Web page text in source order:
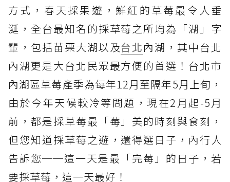
方式，春天採果遊，鮮紅的草莓最令人垂
涎，全台最知名的採草莓之所均為「湖」字
輩，包括苗栗大湖以及台北內湖，其中台北
內湖更是大台北民眾最方便的首選！台北市
內湖區草莓產季為每年12月至隔年5月上旬，
由於今年天候較冷等問題，現在2月起-5月
前，都是採草莓最「莓」美的時刻與食刻，
但您知道採草莓之遊，還得選日子，內行人
告訴您──這一天是最「完莓」的日子，若
要採草莓，這一天最好！